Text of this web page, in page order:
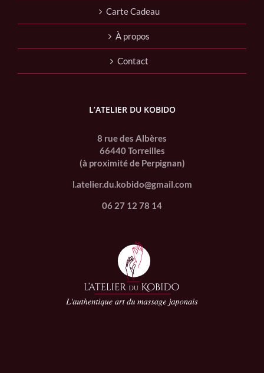
produit
Carte Cadeau
À propos
Contact
L’ATELIER DU KOBIDO
8 rue des Albères
66440 Torreilles
(à proximité de Perpignan)
l.atelier.du.kobido@gmail.com
06 27 12 78 14